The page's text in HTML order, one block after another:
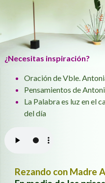
¿Necesitas inspiración?
Oración de Vble.
Pensamientos de
La Palabra es luz en el
del día
Rezando con Madre